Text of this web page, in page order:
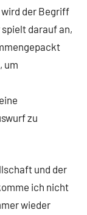
der Begriff
darauf an,
um
zu
und der
ich nicht
wieder